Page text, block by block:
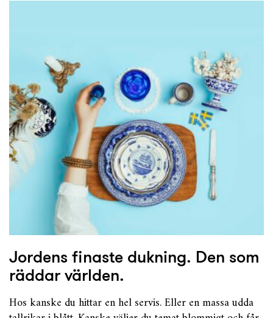
Jordens finaste dukning. Den som
räddar världen.
Hos kanske du hittar en hel servis. Eller en massa udda